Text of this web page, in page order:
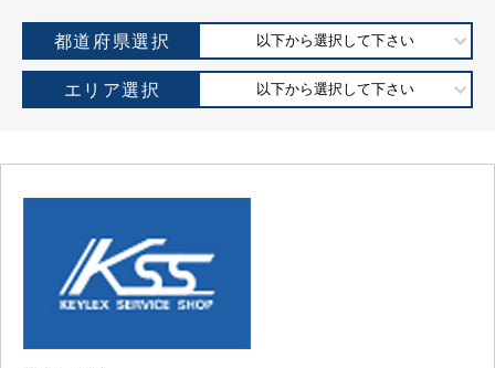
都道府県選択 以下から選択して下さい
エリア選択 以下から選択して下さい